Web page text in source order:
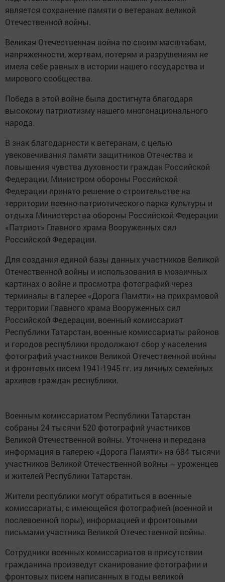
является сохранение памяти о ветеранах великой
Отечественной войны.
Великая Отечественная война по своим масштабам,
напряженности, жертвам, потерям и разрушениям не
имела себе равных в истории нашего государства и
мирового сообщества.
Победа в этой войне была достигнута благодаря
высокому патриотизму нашего многонационального
народа.
В знак благодарности к ветеранам, с целью
увековечивания памяти защитников Отечества и
повышения чувства духовности граждан Российской
Федерации, Министром обороны Российской
Федерации принято решение о строительстве на
территории военно-патриотического парка культуры и
отдыха Министерства обороны Российской Федерации
«Патриот» Главного храма Вооруженных сил
Российской Федерации.
Для создания единой базы данных участников Великой
Отечественной войны и использования в мозаичных
картинах о войне и просмотра фотографий через
терминалы в галерее «Дорога Памяти» на прихрамовой
территории Главного храма Вооруженных сил
Российской Федерации, военный комиссариат
Республики Татарстан, военные комиссариаты районов
и городов республики продолжают сбор у населения
фотографий участников Великой Отечественной войны
и фронтовых писем 1941-1945 гг. из личных семейных
архивов граждан республики.
Военным комиссариатом Республики Татарстан
собраны 24 тысячи 520 фотографий участников
Великой Отечественной войны. Уточнена и передана
информация в галерею «Дорога Памяти» на 684 тысячи
участников Великой Отечественной войны – уроженцев
и жителей Республики Татарстан.
Жители республики могут обратиться в военные
комиссариаты, с имеющейся фотографией (военной и
послевоенной поры), информацией и фронтовыми
письмами участника Великой Отечественной войны.
Сотрудники военных комиссариатов в присутствии
гражданина произведут сканирование фотографии и
фронтовых писем написанных в годы великой